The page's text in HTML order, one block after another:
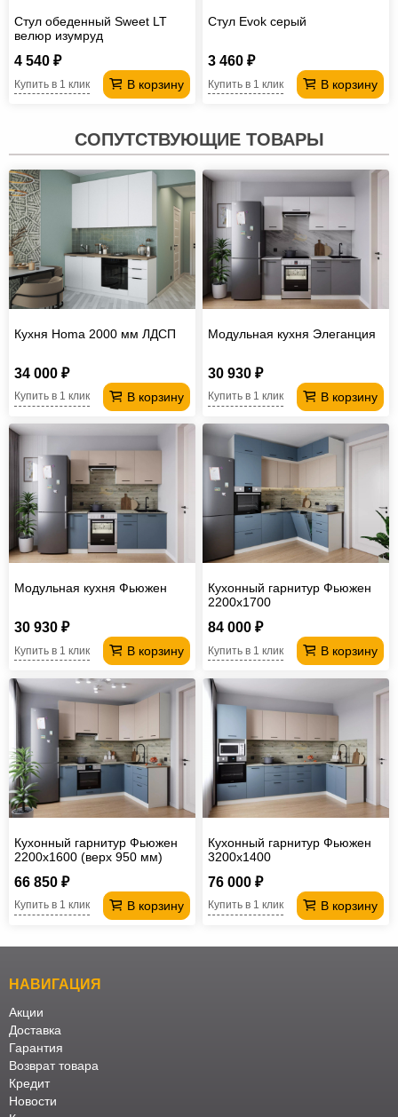
Стул обеденный Sweet LT
велюр изумруд
4 540 ₽
В корзину
Купить в 1 клик
Стул Evok серый
3 460 ₽
В корзину
Купить в 1 клик
СОПУТСТВУЮЩИЕ ТОВАРЫ
Кухня Homa 2000 мм ЛДСП
34 000 ₽
В корзину
Купить в 1 клик
Модульная кухня Элеганция
30 930 ₽
В корзину
Купить в 1 клик
Модульная кухня Фьюжен
30 930 ₽
В корзину
Купить в 1 клик
Кухонный гарнитур Фьюжен
2200х1700
84 000 ₽
В корзину
Купить в 1 клик
Кухонный гарнитур Фьюжен
2200х1600 (верх 950 мм)
66 850 ₽
В корзину
Купить в 1 клик
Кухонный гарнитур Фьюжен
3200х1400
76 000 ₽
В корзину
Купить в 1 клик
НАВИГАЦИЯ
Акции
Доставка
Гарантия
Возврат товара
Кредит
Новости